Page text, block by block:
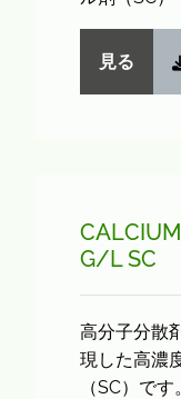
見る
G/L SC
高分子分散
現した高濃
（SC）です。